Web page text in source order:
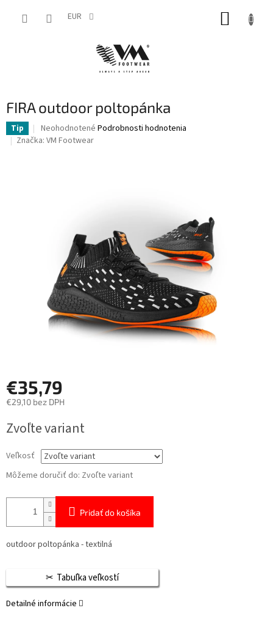
EUR
FIRA outdoor poltopánka
Tip
Priemerné
hodnotenie
Neohodnotené Podrobnosti hodnotenia
Značka: VM Footwear
€35,79
€29,10 bez DPH
cena:
Zvoľte variant
Veľkosť
Môžeme doručiť do: Zvoľte variant
Pridať do košíka
outdoor poltopánka - textilná
Tabuľka veľkostí
Detailné informácie